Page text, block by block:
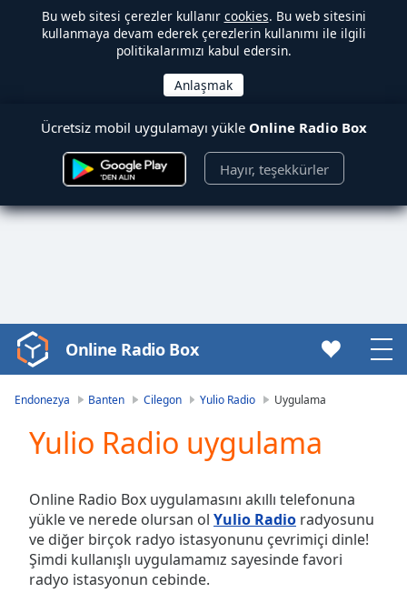
Bu web sitesi çerezler kullanır cookies. Bu web sitesini
kullanmaya devam ederek çerezlerin kullanımı ile ilgili
politikalarımızı kabul edersin.
Ücretsiz mobil uygulamayı yükle Online Radio Box
Hayır, teşekkürler
Video
Player
Play
Video
Skip
Backward
Skip
Forward
Mute
Current
Online Radio Box
Endonezya Banten Cilegon Yulio Radio Uygulama
Yulio Radio uygulama
Online Radio Box uygulamasını akıllı telefonuna
yükle ve nerede olursan ol Yulio Radio radyosunu
ve diğer birçok radyo istasyonunu çevrimiçi dinle!
Şimdi kullanışlı uygulamamız sayesinde favori
radyo istasyonun cebinde.